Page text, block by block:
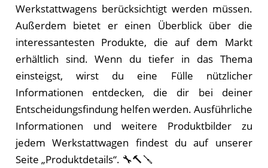
Werkstattwagens berücksichtigt werden müssen.
Außerdem bietet er einen Überblick über die
interessantesten Produkte, die auf dem Markt
erhältlich sind. Wenn du tiefer in das Thema
einsteigst, wirst du eine Fülle nützlicher
Informationen entdecken, die dir bei deiner
Entscheidungsfindung helfen werden. Ausführliche
Informationen und weitere Produktbilder zu
jedem Werkstattwagen findest du auf unserer
Seite „Produktdetails“. 🔧🔨🪛